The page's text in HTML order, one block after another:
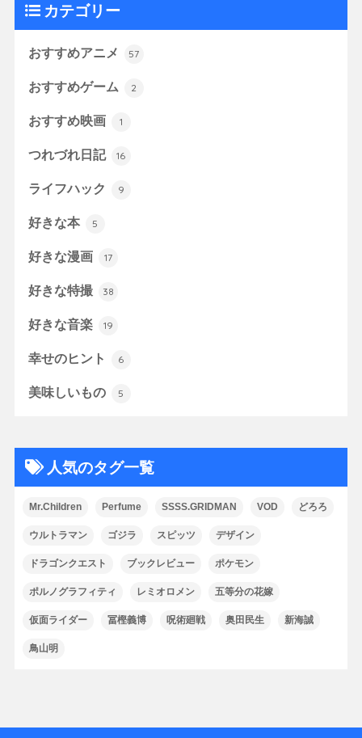
カテゴリー
おすすめアニメ 57
おすすめゲーム 2
おすすめ映画 1
つれづれ日記 16
ライフハック 9
好きな本 5
好きな漫画 17
好きな特撮 38
好きな音楽 19
幸せのヒント 6
美味しいもの 5
人気のタグ一覧
Mr.Children Perfume SSSS.GRIDMAN VOD どろろ
ウルトラマン ゴジラ スピッツ デザイン
ドラゴンクエスト ブックレビュー ポケモン
ポルノグラフィティ レミオロメン 五等分の花嫁
仮面ライダー 冨樫義博 呪術廻戦 奥田民生 新海誠
鳥山明